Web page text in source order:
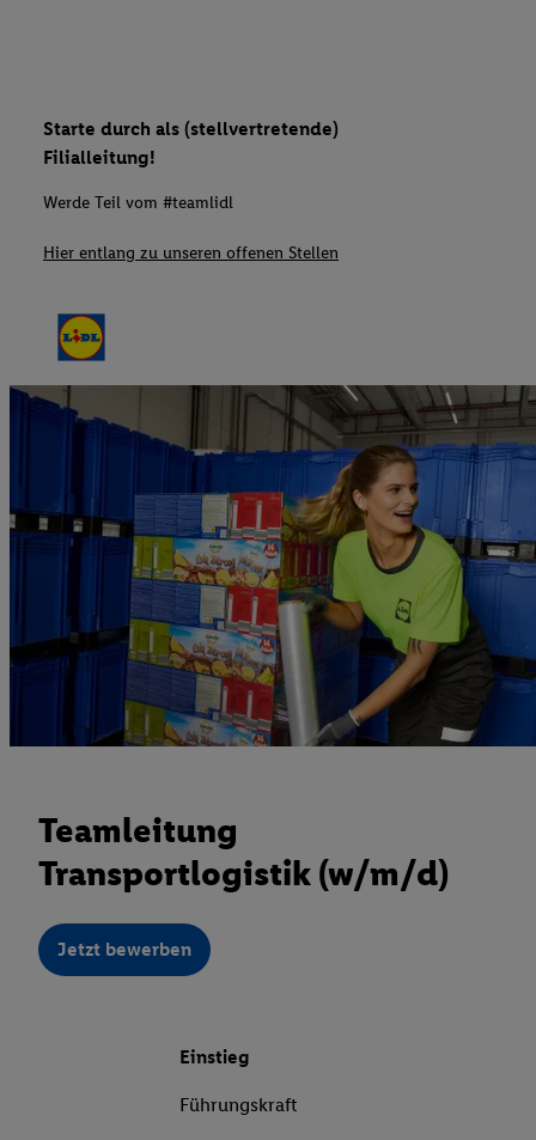
Starte durch als (stellvertretende)
Filialleitung!
Werde Teil vom #teamlidl
Hier entlang zu unseren offenen Stellen
Teamleitung
Transportlogistik (w/m/d)
Jetzt bewerben
Einstieg
Führungskraft